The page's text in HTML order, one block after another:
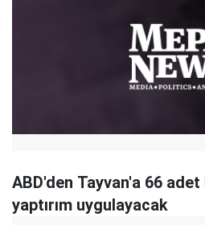
ABD'den Tayvan'a 66 adet
yaptırım uygulayacak